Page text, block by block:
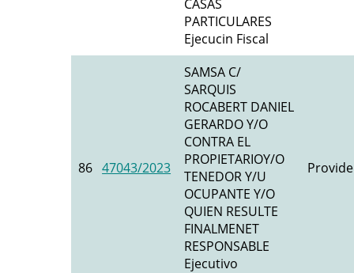
CASAS
PARTICULARES
Ejecucin Fiscal
86 47043/2023
SAMSA C/
SARQUIS
ROCABERT DANIEL
GERARDO Y/O
CONTRA EL
PROPIETARIOY/O
TENEDOR Y/U
OCUPANTE Y/O
QUIEN RESULTE
FINALMENET
RESPONSABLE
Ejecutivo